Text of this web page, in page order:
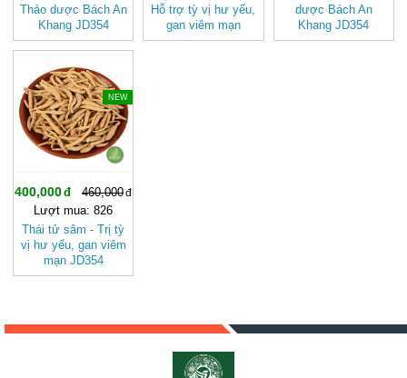
Thảo dược Bách An
Khang JD354
thaitusam v2
Hỗ trợ tỳ vị hư yếu,
gan viêm mạn
JD354 thaitusam v2
dược Bách An
Khang JD354
thaitusam
-13%
NEW
400,000
460,000
Lượt mua: 826
Thái tử sâm - Trị tỳ
vị hư yếu, gan viêm
mạn JD354
thaitusam